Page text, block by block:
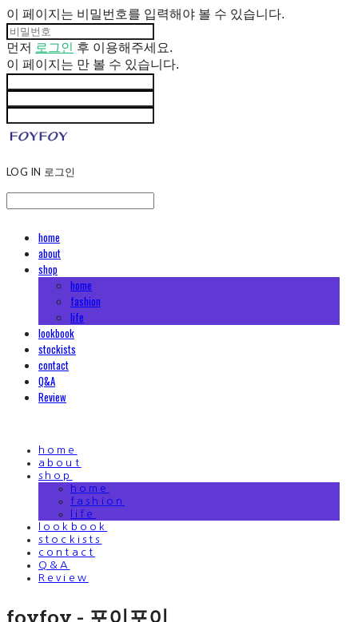
이 페이지는 비밀번호를 입력해야 볼 수 있습니다.
먼저 로그인 후 이용해주세요.
이 페이지는 만 볼 수 있습니다.
LOG IN 로그인
home
about
shop
home
fashion
life
lookbook
stockists
contact
Q&A
Review
home
about
shop
home
fashion
life
lookbook
stockists
contact
Q&A
Review